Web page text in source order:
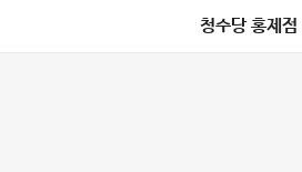
청수당 홍제점